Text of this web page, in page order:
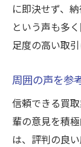
に即決せず、
という声も多
足度の高い取引
周囲の声を参
信頼できる買
輩の意見を積
は、評判の良